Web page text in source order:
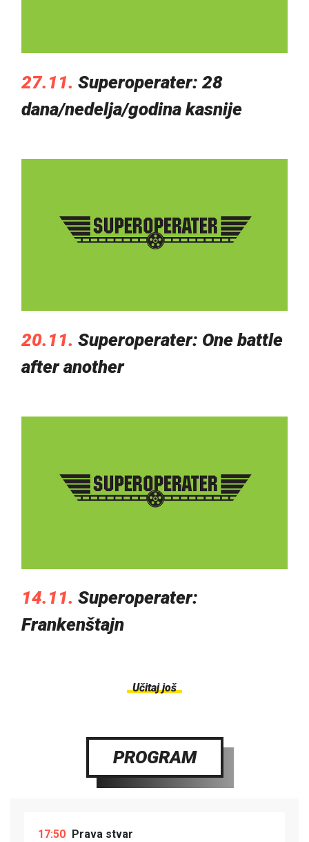
27.11. Superoperater: 28
dana/nedelja/godina kasnije
20.11. Superoperater: One battle
after another
14.11. Superoperater:
Frankenštajn
Učitaj još
PROGRAM
17:50 Prava stvar